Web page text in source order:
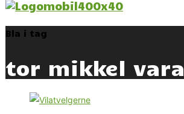
Bla i tag
tor mikkel vara